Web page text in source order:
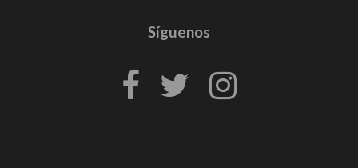
Síguenos